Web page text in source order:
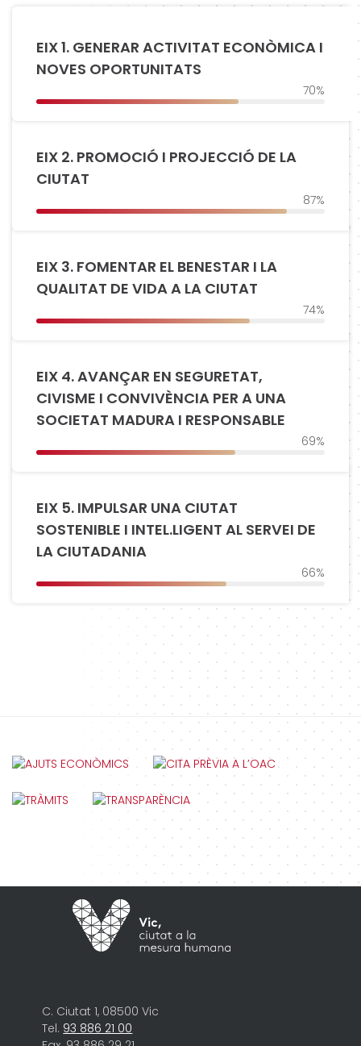
EIX 1. GENERAR ACTIVITAT ECONÒMICA I
NOVES OPORTUNITATS
70%
EIX 2. PROMOCIÓ I PROJECCIÓ DE LA
CIUTAT
87%
EIX 3. FOMENTAR EL BENESTAR I LA
QUALITAT DE VIDA A LA CIUTAT
74%
EIX 4. AVANÇAR EN SEGURETAT,
CIVISME I CONVIVÈNCIA PER A UNA
SOCIETAT MADURA I RESPONSABLE
69%
EIX 5. IMPULSAR UNA CIUTAT
SOSTENIBLE I INTEL.LIGENT AL SERVEI DE
LA CIUTADANIA
66%
C. Ciutat 1, 08500 Vic
Tel. 93 886 21 00